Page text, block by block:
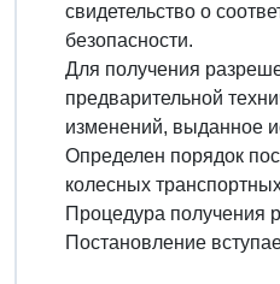
свидетельство о
безопасности.
Для получения
предварительной
изменений, выданное
Определен порядок
колесных
Процедура получения
Постановление